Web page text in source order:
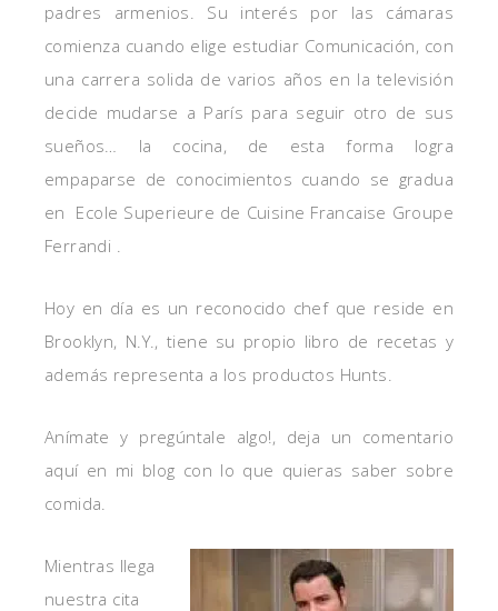
padres armenios. Su interés por las cámaras
comienza cuando elige estudiar Comunicación, con
una carrera solida de varios años en la televisión
decide mudarse a París para seguir otro de sus
sueños… la cocina, de esta forma logra
empaparse de conocimientos cuando se gradua
en Ecole Superieure de Cuisine Francaise Groupe
Ferrandi .
Hoy en día es un reconocido chef que reside en
Brooklyn, N.Y., tiene su propio libro de recetas y
además representa a los productos Hunts.
Anímate y pregúntale algo!, deja un comentario
aquí en mi blog con lo que quieras saber sobre
comida.
Mientras llega
nuestra cita